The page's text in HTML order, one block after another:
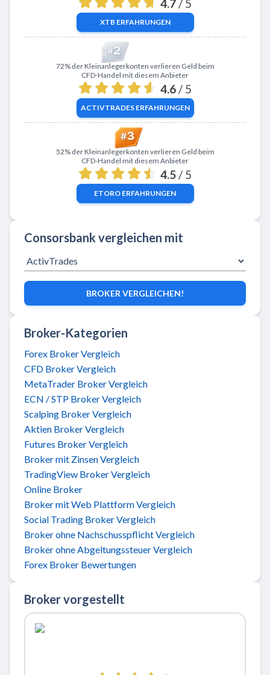
4.7 / 5
XTB ERFAHRUNGEN
Zu ActivTrades
72% der Kleinanlegerkonten verlieren Geld beim
CFD-Handel mit diesem Anbieter
4.6 / 5
ACTIVTRADESERFAHRUNGEN
Zu eToro
52% der Kleinanlegerkonten verlieren Geld beim
CFD-Handel mit diesem Anbieter
4.5 / 5
ETORO ERFAHRUNGEN
Consorsbank vergleichen mit
BROKER VERGLEICHEN!
Broker-Kategorien
Forex Broker Vergleich
CFD Broker Vergleich
MetaTrader Broker Vergleich
ECN / STP Broker Vergleich
Scalping Broker Vergleich
Aktien Broker Vergleich
Futures Broker Vergleich
Broker mit Zinsen Vergleich
TradingView Broker Vergleich
Online Broker
Broker mit Web Plattform Vergleich
Social Trading Broker Vergleich
Broker ohne Nachschusspflicht Vergleich
Broker ohne Abgeltungssteuer Vergleich
Forex Broker Bewertungen
Broker vorgestellt